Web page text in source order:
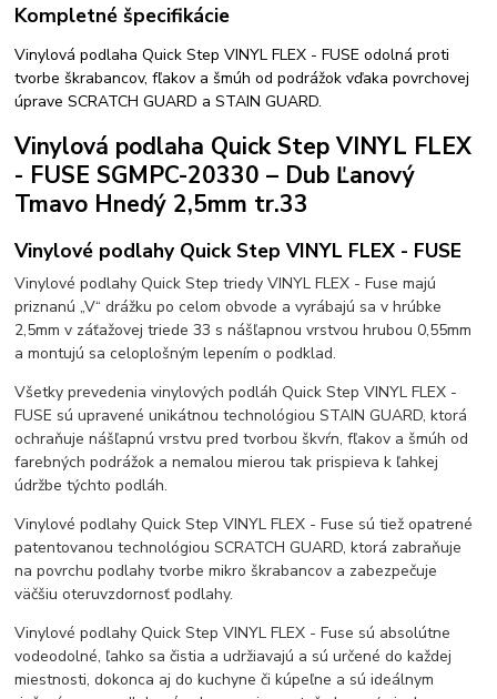
Kompletné špecifikácie
Vinylová podlaha Quick Step VINYL FLEX - FUSE odolná proti
tvorbe škrabancov, fľakov a šmúh od podrážok vďaka povrchovej
úprave SCRATCH GUARD a STAIN GUARD.
Vinylová podlaha Quick Step VINYL FLEX
- FUSE SGMPC-20330 – Dub Ľanový
Tmavo Hnedý 2,5mm tr.33
Vinylové podlahy Quick Step VINYL FLEX - FUSE
Vinylové podlahy Quick Step triedy VINYL FLEX - Fuse majú
priznanú „V“ drážku po celom obvode a vyrábajú sa v hrúbke
2,5mm v záťažovej triede 33 s nášľapnou vrstvou hrubou 0,55mm
a montujú sa celoplošným lepením o podklad.
Všetky prevedenia vinylových podláh Quick Step VINYL FLEX -
FUSE sú upravené unikátnou technológiou STAIN GUARD, ktorá
ochraňuje nášľapnú vrstvu pred tvorbou škvŕn, fľakov a šmúh od
farebných podrážok a nemalou mierou tak prispieva k ľahkej
údržbe týchto podláh.
Vinylové podlahy Quick Step VINYL FLEX - Fuse sú tiež opatrené
patentovanou technológiou SCRATCH GUARD, ktorá zabraňuje
na povrchu podlahy tvorbe mikro škrabancov a zabezpečuje
väčšiu oteruvzdornosť podlahy.
Vinylové podlahy Quick Step VINYL FLEX - Fuse sú absolútne
vodeodolné, ľahko sa čistia a udržiavajú a sú určené do každej
miestnosti, dokonca aj do kuchyne či kúpeľne a sú ideálnym